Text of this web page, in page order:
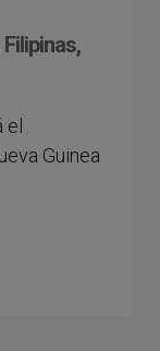
Guinea